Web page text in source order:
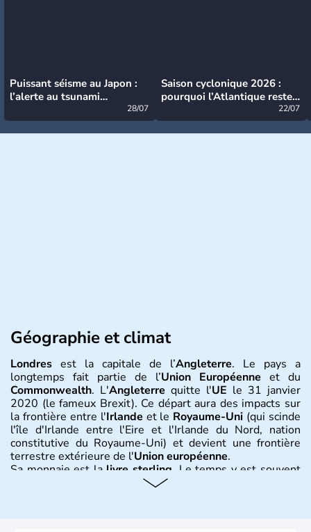
Puissant séisme au Japon :
l’alerte au tsunami
28/07
Saison cyclonique 2026 :
pourquoi l’Atlantique reste
22/07
Géographie et climat
Londres est la capitale de l’Angleterre. Le pays a
longtemps fait partie de l’Union Européenne et du
Commonwealth. L'Angleterre quitte l'UE le 31 janvier
2020 (le fameux Brexit). Ce départ aura des impacts sur
la frontière entre l'Irlande et le Royaume-Uni (qui scinde
l'île d'Irlande entre l'Eire et l'Irlande du Nord, nation
constitutive du Royaume-Uni) et devient une frontière
terrestre extérieure de l'Union européenne.
Sa monnaie est lalivre sterling . Le temps y est souvent
instable avec de nombreuses précipitations : il s’agit d’un